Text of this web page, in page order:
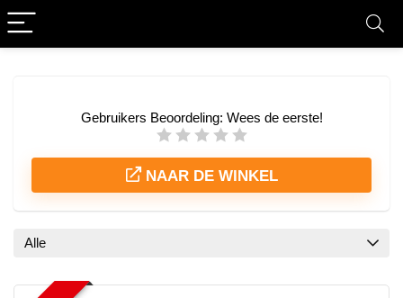
Gebruikers Beoordeling: Wees de eerste!
NAAR DE WINKEL
Alle